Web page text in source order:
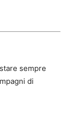
sempre
di